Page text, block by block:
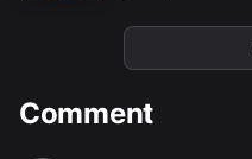
Comment